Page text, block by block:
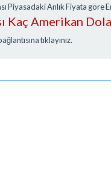
Piyasadaki Anlık Fiyata göre
Kaç Amerikan
tıklayınız.